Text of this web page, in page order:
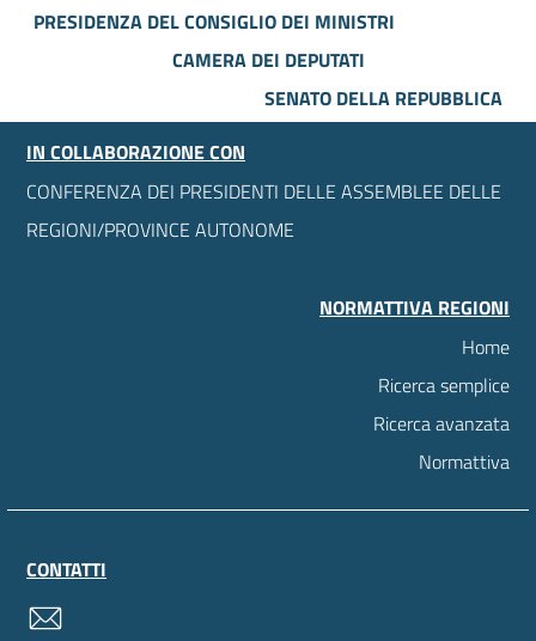
PRESIDENZA DEL CONSIGLIO DEI MINISTRI
CAMERA DEI DEPUTATI
SENATO DELLA REPUBBLICA
IN COLLABORAZIONE CON
CONFERENZA DEI PRESIDENTI DELLE ASSEMBLEE DELLE
REGIONI/PROVINCE AUTONOME
NORMATTIVA REGIONI
Home
Ricerca semplice
Ricerca avanzata
Normattiva
CONTATTI